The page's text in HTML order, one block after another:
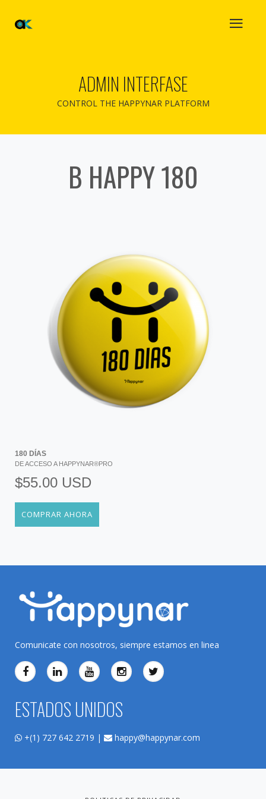
ADMIN INTERFASE
CONTROL THE HAPPYNAR PLATFORM
B HAPPY 180
180 DÍAS
DE ACCESO A HAPPYNAR®PRO
$55.00 USD
COMPRAR AHORA
Comunicate con nosotros, siempre estamos en linea
ESTADOS UNIDOS
+(1) 727 642 2719 | happy@happynar.com